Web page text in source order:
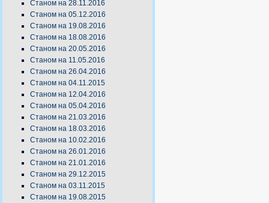
Станом на 28.11.2016
Станом на 05.12.2016
Станом на 19.08.2016
Станом на 18.08.2016
Станом на 20.05.2016
Станом на 11.05.2016
Станом на 26.04.2016
Станом на 04.11.2015
Станом на 12.04.2016
Станом на 05.04.2016
Станом на 21.03.2016
Станом на 18.03.2016
Станом на 10.02.2016
Станом на 26.01.2016
Станом на 21.01.2016
Станом на 29.12.2015
Станом на 03.11.2015
Станом на 19.08.2015